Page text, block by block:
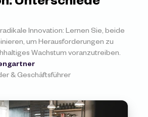
Innovation: Lernen Sie, beide
um Herausforderungen zu
Wachstum voranzutreiben.
& Geschäftsführer